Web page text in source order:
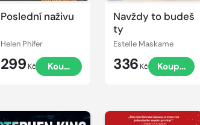
Poslední naživu
Helen Phifer
299 Kč Koupit
Navždy to budeš
ty
Estelle Maskame
336 Kč Koupit